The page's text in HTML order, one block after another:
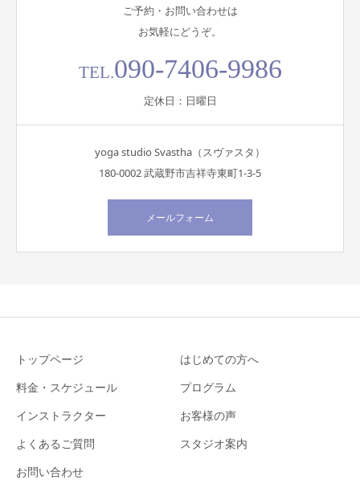
ご予約・お問い合わせは
お気軽にどうぞ。
TEL.090-7406-9986
定休日：日曜日
yoga studio Svastha（スヴァスタ）
180-0002 武蔵野市吉祥寺東町1-3-5
メールフォーム
トップページ
はじめての方へ
料金・スケジュール
プログラム
インストラクター
お客様の声
よくあるご質問
スタジオ案内
お問い合わせ